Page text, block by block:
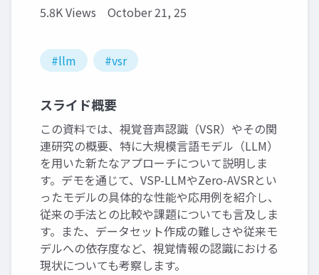
5.8K Views October 21, 25
#llm #vsr
スライド概要
この資料では、視覚音声認識（VSR）やその関
連研究の概要、特に大規模言語モデル（LLM）
を用いた新たなアプローチについて説明しま
す。デモを通じて、VSP-LLMやZero-AVSRとい
ったモデルの具体的な性能や応用例を紹介し、
従来の手法との比較や課題についても言及しま
す。また、データセット作成の難しさや従来モ
デルへの依存度など、視覚情報の認識における
現状についても考察します。